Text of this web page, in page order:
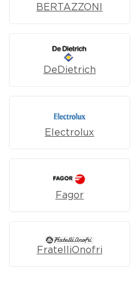
BERTAZZONI
DeDietrich
Electrolux
Fagor
FratelliOnofri